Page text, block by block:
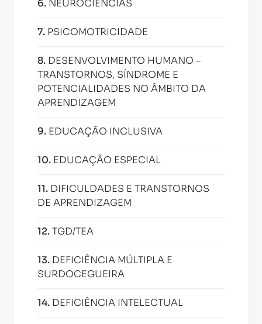
6. NEUROCIÊNCIAS
7. PSICOMOTRICIDADE
8. DESENVOLVIMENTO HUMANO –
TRANSTORNOS, SÍNDROME E
POTENCIALIDADES NO ÂMBITO DA
APRENDIZAGEM
9. EDUCAÇÃO INCLUSIVA
10. EDUCAÇÃO ESPECIAL
11. DIFICULDADES E TRANSTORNOS
DE APRENDIZAGEM
12.TGD/TEA
13. DEFICIÊNCIA MÚLTIPLA E
SURDOCEGUEIRA
14. DEFICIÊNCIA INTELECTUAL